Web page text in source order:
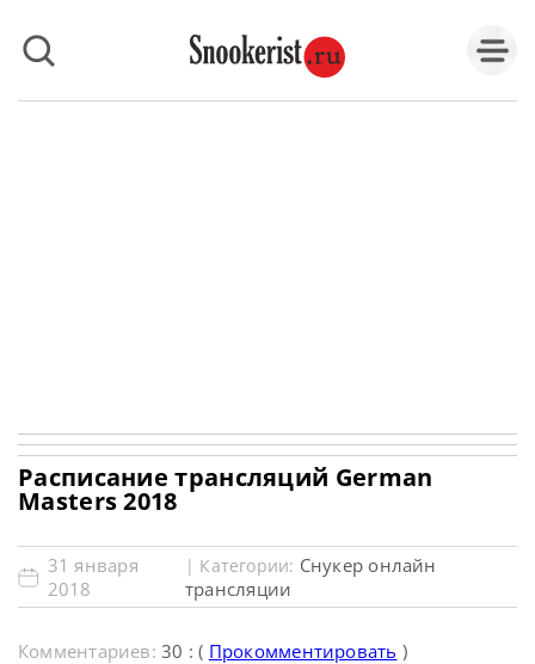
Расписание трансляций German
Masters 2018
31 января
2018
| Категории: Снукер онлайн
трансляции
Комментариев:30 : ( Прокомментировать )